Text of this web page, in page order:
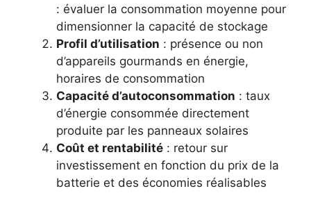
: évaluer la consommation moyenne pour
dimensionner la capacité de stockage
Profil d’utilisation : présence ou non
d’appareils gourmands en énergie,
horaires de consommation
Capacité d’autoconsommation : taux
d’énergie consommée directement
produite par les panneaux solaires
Coût et rentabilité : retour sur
investissement en fonction du prix de la
batterie et des économies réalisables